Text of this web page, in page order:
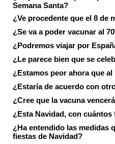
Semana Santa?
¿Ve procedente que el 8 de
¿Se va a poder vacunar al
¿Podremos viajar por
¿Le parece bien que se
¿Estamos peor ahora que
¿Estaría de acuerdo con
¿Cree que la vacuna
¿Esta Navidad, con
¿Ha entendido las medidas
fiestas de Navidad?